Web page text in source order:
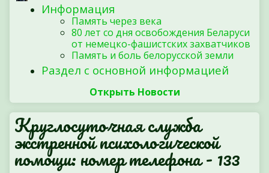
Информация
Память через века
80 лет со дня освобождения Беларуси
от немецко-фашистских захватчиков
Память и боль белорусской земли
Раздел с основной информацией
Открыть Новости
Круглосуточная служба
экстренной психологической
помощи: номер телефона - 133